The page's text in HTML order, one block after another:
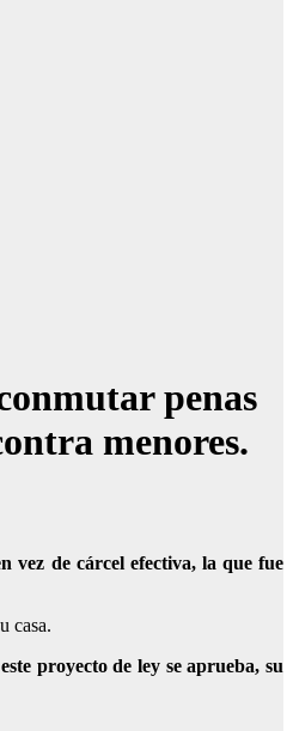
penas
menores.
vez de cárcel efectiva, la que fue
casa.
proyecto de ley se aprueba, su